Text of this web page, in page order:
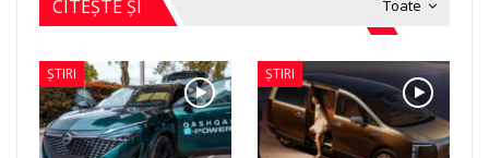
Toate
CITEȘTE ȘI
ȘTIRI ȘTIRI